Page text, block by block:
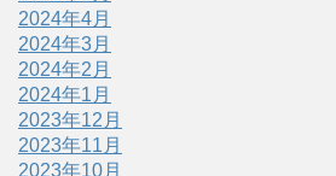
2024年4月
2024年3月
2024年2月
2024年1月
2023年12月
2023年11月
2023年10月